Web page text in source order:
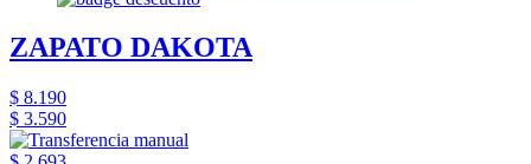
ZAPATO DAKOTA
$ 8.190
$ 3.590